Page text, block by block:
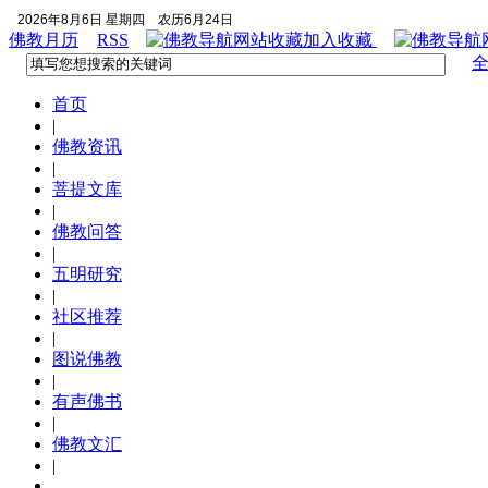
2026年8月6日 星期四 农历6月24日
佛教月历 RSS 加入收藏
首页
|
佛教资讯
|
菩提文库
|
佛教问答
|
五明研究
|
社区推荐
|
图说佛教
|
有声佛书
|
佛教文汇
|